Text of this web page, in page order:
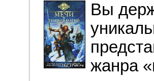
Вы
жанра